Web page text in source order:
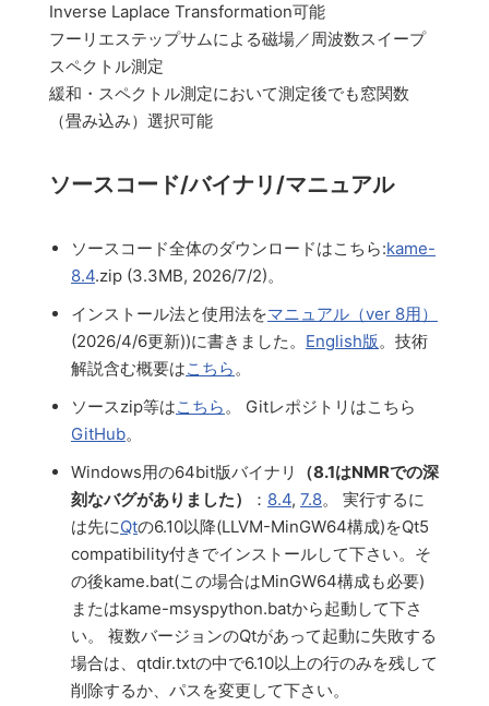
Inverse Laplace Transformation可能
フーリエステップサムによる磁場／周波数スイープ
スペクトル測定
緩和・スペクトル測定において測定後でも窓関数
（畳み込み）選択可能
ソースコード/バイナリ/マニュアル
ソースコード全体のダウンロードはこちら:kame-
8.4.zip (3.3MB, 2026/7/2)。
インストール法と使用法をマニュアル（ver 8用）
(2026/4/6更新))に書きました。 English版。技術
解説含む概要はこちら。
ソースzip等はこちら。 Gitレポジトリはこちら
GitHub。
Windows用の64bit版バイナリ
（8.1はNMRでの深
刻なバグがありました）
： 8.4, 7.8。 実行するに
は先にQtの6.10以降(LLVM-MinGW64構成)をQt5
compatibility付きでインストールして下さい。そ
の後kame.bat(この場合はMinGW64構成も必要)
またはkame-msyspython.batから起動して下さ
い。 複数バージョンのQtがあって起動に失敗する
場合は、qtdir.txtの中で6.10以上の行のみを残して
削除するか、パスを変更して下さい。